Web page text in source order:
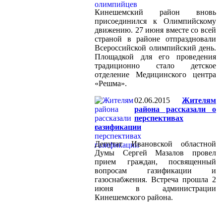
Кинешемский район вновь
присоединился к Олимпийскому
движению. 27 июня вместе со всей
страной в районе отпраздновали
Всероссийской олимпийский день.
Площадкой для его проведения
традиционно стало детское
отделение Медицинского центра
«Решма».
02.06.2015
Жителям
района рассказали о
перспективах
газификации
Депутат Ивановской областной
Думы Сергей Мазалов провел
прием граждан, посвященный
вопросам газификации и
газоснабжения. Встреча прошла 2
июня в администрации
Кинешемского района.